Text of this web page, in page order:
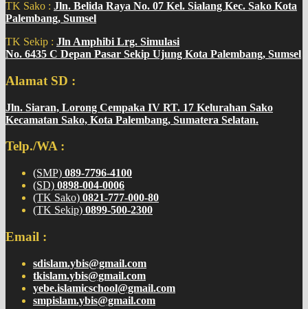
TK Sako : Jln. Belida Raya No. 07 Kel. Sialang Kec. Sako Kota
Palembang, Sumsel
TK Sekip : Jln Amphibi Lrg. Simulasi
No. 6435 C Depan Pasar Sekip Ujung Kota Palembang, Sumsel
Alamat SD :
Jln. Siaran, Lorong Cempaka IV RT. 17 Kelurahan Sako
Kecamatan Sako, Kota Palembang, Sumatera Selatan.
Telp./WA :
(SMP) 089-7796-4100
(SD) 0898-004-0006
(TK Sako) 0821-777-000-80
(TK Sekip) 0899-500-2300
Email :
sdislam.ybis@gmail.com
tkislam.ybis@gmail.com
yebe.islamicschool@gmail.com
smpislam.ybis@gmail.com